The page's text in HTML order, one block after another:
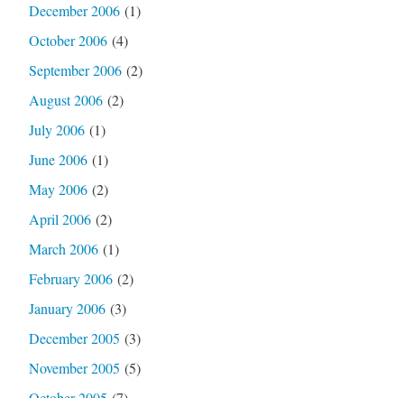
December 2006(1)
October 2006(4)
September 2006(2)
August 2006(2)
July 2006(1)
June 2006(1)
May 2006(2)
April 2006(2)
March 2006(1)
February 2006(2)
January 2006(3)
December 2005 (3)
November 2005 (5)